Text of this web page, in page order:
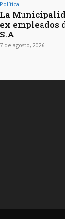
Política
La
ex empleados
S.A
7 de agosto, 2026